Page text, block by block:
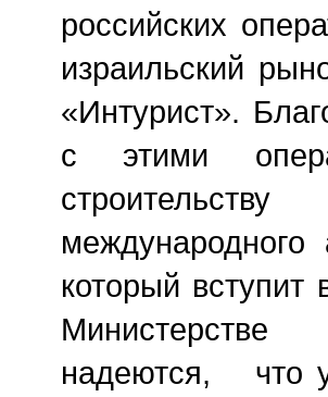
российских
израильский
«Интурист».
с этими
который вступит
надеются, что